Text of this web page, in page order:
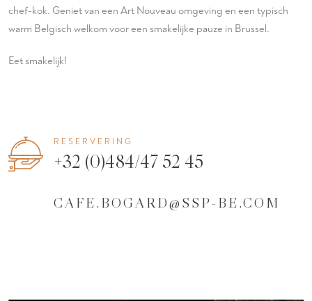
chef-kok. Geniet van een Art Nouveau omgeving en een typisch
warm Belgisch welkom voor een smakelijke pauze in Brussel.
Eet smakelijk!
RESERVERING
+32 (0)484/47 52 45
CAFE.BOGARD@SSP-BE.COM